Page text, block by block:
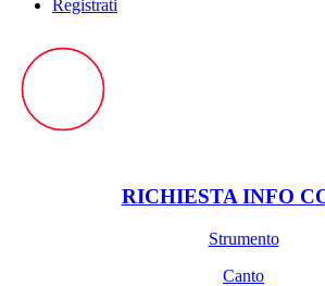
Registrati
RICHIESTA INFO
Strumento
Canto